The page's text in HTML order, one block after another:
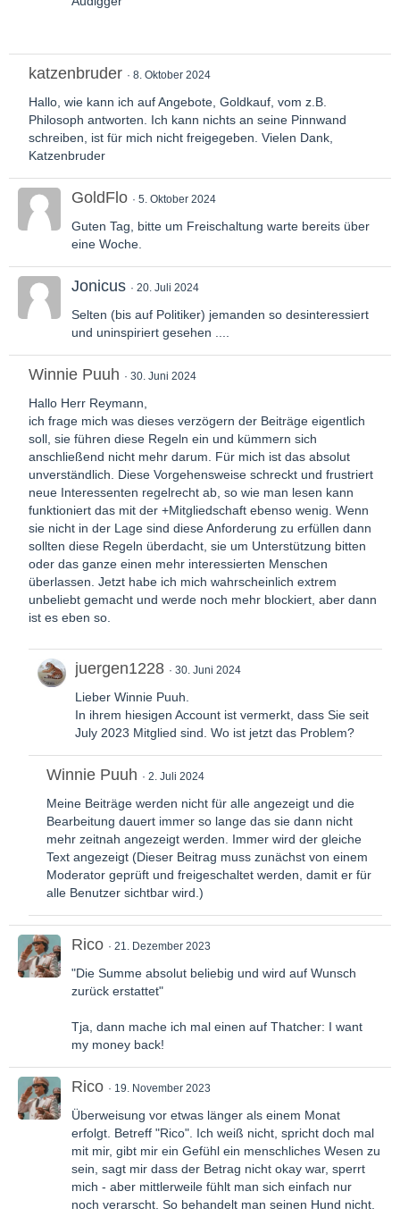
katzenbruder 8. Oktober 2024
Hallo, wie kann ich auf Angebote, Goldkauf, vom z.B.
Philosoph antworten. Ich kann nichts an seine Pinnwand
schreiben, ist für mich nicht freigegeben. Vielen Dank,
Katzenbruder
GoldFlo 5. Oktober 2024
Guten Tag, bitte um Freischaltung warte bereits über
eine Woche.
Jonicus 20. Juli 2024
Selten (bis auf Politiker) jemanden so desinteressiert
und uninspiriert gesehen ....
Winnie Puuh 30. Juni 2024
Hallo Herr Reymann,
ich frage mich was dieses verzögern der Beiträge eigentlich
soll, sie führen diese Regeln ein und kümmern sich
anschließend nicht mehr darum. Für mich ist das absolut
unverständlich. Diese Vorgehensweise schreckt und frustriert
neue Interessenten regelrecht ab, so wie man lesen kann
funktioniert das mit der +Mitgliedschaft ebenso wenig. Wenn
sie nicht in der Lage sind diese Anforderung zu erfüllen dann
sollten diese Regeln überdacht, sie um Unterstützung bitten
oder das ganze einen mehr interessierten Menschen
überlassen. Jetzt habe ich mich wahrscheinlich extrem
unbeliebt gemacht und werde noch mehr blockiert, aber dann
ist es eben so.
juergen1228 30. Juni 2024
Lieber Winnie Puuh.
In ihrem hiesigen Account ist vermerkt, dass Sie seit
July 2023 Mitglied sind. Wo ist jetzt das Problem?
Winnie Puuh 2. Juli 2024
Meine Beiträge werden nicht für alle angezeigt und die
Bearbeitung dauert immer so lange das sie dann nicht
mehr zeitnah angezeigt werden. Immer wird der gleiche
Text angezeigt (Dieser Beitrag muss zunächst von einem
Moderator geprüft und freigeschaltet werden, damit er für
alle Benutzer sichtbar wird.)
Rico 21. Dezember 2023
"Die Summe absolut beliebig und wird auf Wunsch
zurück erstattet"
Tja, dann mache ich mal einen auf Thatcher: I want
my money back!
Rico 19. November 2023
Überweisung vor etwas länger als einem Monat
erfolgt. Betreff "Rico". Ich weiß nicht, spricht doch mal
mit mir, gibt mir ein Gefühl ein menschliches Wesen zu
sein, sagt mir dass der Betrag nicht okay war, sperrt
mich - aber mittlerweile fühlt man sich einfach nur
noch verarscht. So behandelt man seinen Hund nicht.